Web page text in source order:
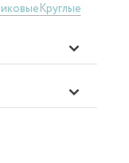
Круглые